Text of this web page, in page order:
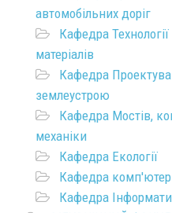
автомобільних доріг
Кафедра
матеріалів
Кафедра
землеустрою
Кафедра Мостів,
механіки
Кафедра Екології
Кафедра
Кафедра